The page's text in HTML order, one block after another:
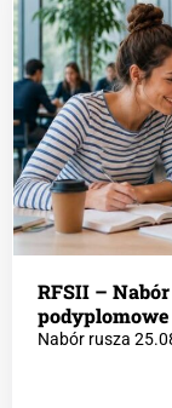
RFSII –
podyplomowe
Nabór rusza